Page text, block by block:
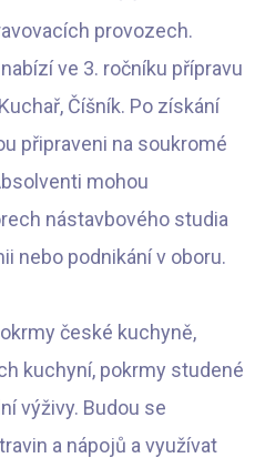
provozech.
ve 3. ročníku přípravu
Číšník. Po získání
připraveni na soukromé
mohou
nástavbového studia
nebo podnikání v oboru.
české kuchyně,
kuchyní, pokrmy studené
výživy. Budou se
a nápojů a využívat